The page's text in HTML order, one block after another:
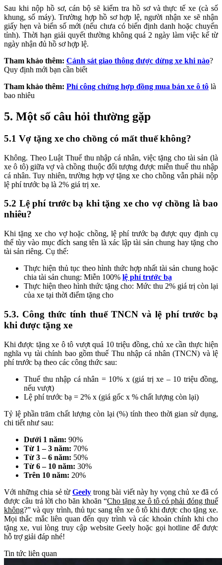
Sau khi nộp hồ sơ, cán bộ sẽ kiểm tra hồ sơ và thực tế xe (cà số
khung, số máy). Trường hợp hồ sơ hợp lệ, người nhận xe sẽ nhận
giấy hẹn và biển số mới (nếu chưa có biển định danh hoặc chuyển
tỉnh). Thời hạn giải quyết thường không quá 2 ngày làm việc kể từ
ngày nhận đủ hồ sơ hợp lệ.
Tham khảo thêm: Cảnh sát giao thông được dừng xe khi nào?
Quy định mới bạn cần biết
Tham khảo thêm: Phí công chứng hợp đồng mua bán xe ô tô là
bao nhiêu
5. Một số câu hỏi thường gặp
5.1 Vợ tặng xe cho chồng có mất thuế không?
Không. Theo Luật Thuế thu nhập cá nhân, việc tặng cho tài sản (là
xe ô tô) giữa vợ và chồng thuộc đối tượng được miễn thuế thu nhập
cá nhân. Tuy nhiên, trường hợp vợ tặng xe cho chồng vẫn phải nộp
lệ phí trước bạ là 2% giá trị xe.
5.2 Lệ phí trước bạ khi tặng xe cho vợ chồng là bao
nhiêu?
Khi tặng xe cho vợ hoặc chồng, lệ phí trước bạ được quy định cụ
thể tùy vào mục đích sang tên là xác lập tài sản chung hay tặng cho
tài sản riêng. Cụ thể:
Thực hiện thủ tục theo hình thức hợp nhất tài sản chung hoặc
chia tài sản chung: Miễn 100% lệ phí trước bạ
Thực hiện theo hình thức tặng cho: Mức thu 2% giá trị còn lại
của xe tại thời điểm tặng cho
5.3. Công thức tính thuế TNCN và lệ phí trước bạ
khi được tặng xe
Khi được tặng xe ô tô vượt quá 10 triệu đồng, chủ xe cần thực hiện
nghĩa vụ tài chính bao gồm thuế Thu nhập cá nhân (TNCN) và lệ
phí trước bạ theo các công thức sau:
Thuế thu nhập cá nhân = 10% x (giá trị xe – 10 triệu đồng,
nếu vượt)
Lệ phí trước bạ = 2% x (giá gốc x % chất lượng còn lại)
Tỷ lệ phần trăm chất lượng còn lại (%) tính theo thời gian sử dụng,
chi tiết như sau:
Dưới 1 năm: 90%
Từ 1 – 3 năm: 70%
Từ 3 – 6 năm: 50%
Từ 6 – 10 năm: 30%
Trên 10 năm: 20%
Với những chia sẻ từ Geely trong bài viết này hy vọng chủ xe đã có
được câu trả lời cho băn khoăn “Cho tặng xe ô tô có phải đóng thuế
không?” và quy trình, thủ tục sang tên xe ô tô khi được cho tặng xe.
Mọi thắc mắc liên quan đến quy trình và các khoản chính khi cho
tặng xe, vui lòng truy cập website Geely hoặc gọi hotline để được
hỗ trợ giải đáp nhé!
Tin tức liên quan